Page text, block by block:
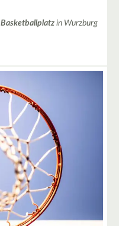
Basketballplatz in Wurzburg